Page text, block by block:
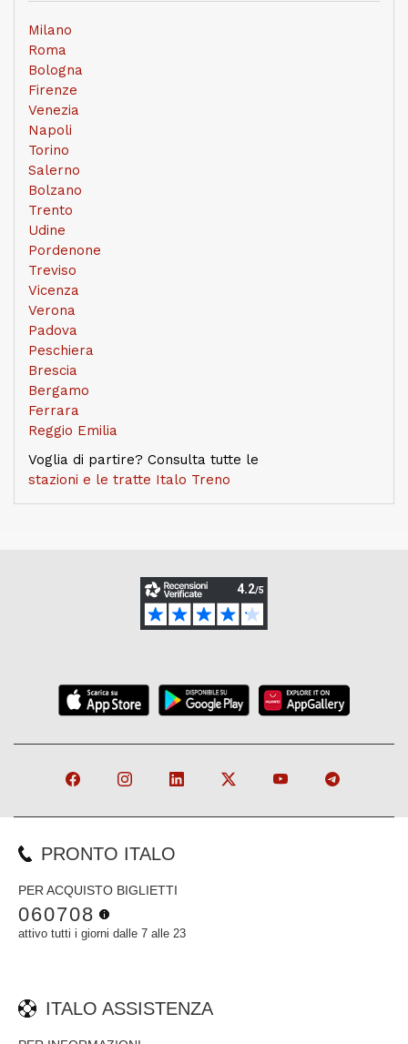
Milano
Roma
Bologna
Firenze
Venezia
Napoli
Torino
Salerno
Bolzano
Trento
Udine
Pordenone
Treviso
Vicenza
Verona
Padova
Peschiera
Brescia
Bergamo
Ferrara
Reggio Emilia
Voglia di partire? Consulta tutte le
stazioni e le tratte Italo Treno
PRONTO ITALO
PER ACQUISTO BIGLIETTI
060708
attivo tutti i giorni dalle 7 alle 23
ITALO ASSISTENZA